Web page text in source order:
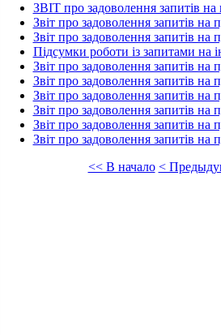
ЗВІТ про задоволення запитів
Звіт про задоволення запитів
Звіт про задоволення запитів на
Підсумки роботи із запитами на
Звіт про задоволення запитів на
Звіт про задоволення запитів на
Звіт про задоволення запитів на
Звіт про задоволення запитів на
Звіт про задоволення запитів на
Звіт про задоволення запитів на
<< В начало <